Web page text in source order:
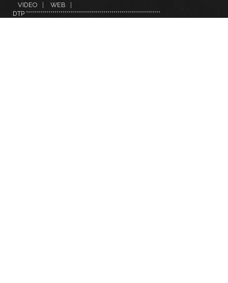
VIDEO
WEB
DTP ******************************************************************